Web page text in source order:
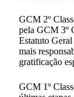
GCM 2º
pela GCM 3º
Estatuto
mais
gratificação
GCM 1º